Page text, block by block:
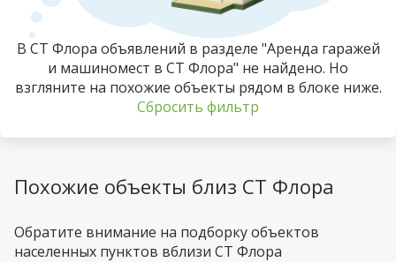
В СТ Флора объявлений в разделе "Аренда гаражей
и машиномест в СТ Флора" не найдено. Но
взгляните на похожие объекты рядом в блоке ниже.
Сбросить фильтр
Похожие объекты близ СТ Флора
Обратите внимание на подборку объектов
населенных пунктов вблизи СТ Флора